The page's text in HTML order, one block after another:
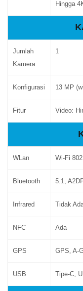
Hingga
Jumlah
Kamera
1
Konfigurasi 13 MP
Fitur Video:
WLan Wi-Fi
Bluetooth 5.1,
Infrared Tidak
NFC Ada
GPS GPS, A-
USB Tipe-C,